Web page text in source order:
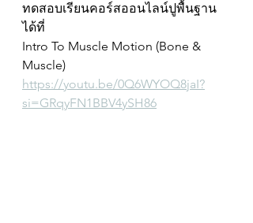
ทดสอบเรียนคอร์สออนไลน์ปูพื้นฐาน
ได้ที่
Intro To Muscle Motion (Bone &
Muscle)
https://youtu.be/0Q6WYOQ8jaI?
si=GRqyFN1BBV4ySH86